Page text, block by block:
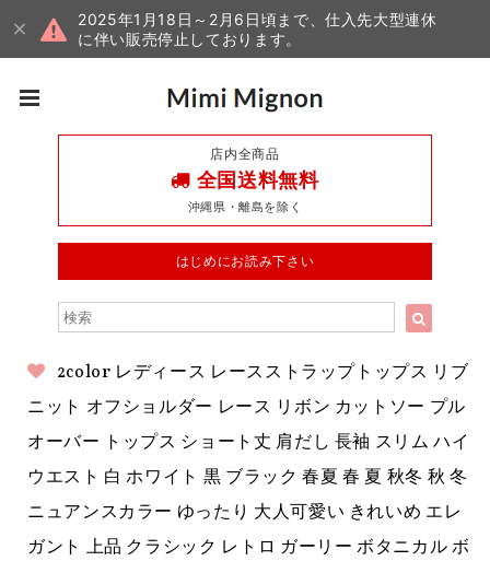
2025年1月18日～2月6日頃まで、仕入先大型連休
に伴い販売停止しております。
店内全商品
全国送料無料
沖縄県・離島を除く
はじめにお読み下さい
2color レディース レースストラップトップス リブ
ニット オフショルダー レース リボン カットソー プル
オーバー トップス ショート丈 肩だし 長袖 スリム ハイ
ウエスト 白 ホワイト 黒 ブラック 春夏 春 夏 秋冬 秋 冬
ニュアンスカラー ゆったり 大人可愛い きれいめ エレ
ガント 上品 クラシック レトロ ガーリー ボタニカル ボ